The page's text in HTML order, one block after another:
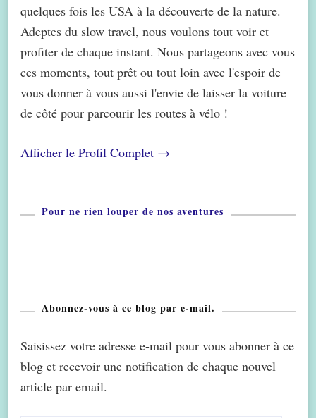
quelques fois les USA à la découverte de la nature.
Adeptes du slow travel, nous voulons tout voir et
profiter de chaque instant. Nous partageons avec vous
ces moments, tout prêt ou tout loin avec l'espoir de
vous donner à vous aussi l'envie de laisser la voiture
de côté pour parcourir les routes à vélo !
Afficher le Profil Complet →
Pour ne rien louper de nos aventures
Abonnez-vous à ce blog par e-mail.
Saisissez votre adresse e-mail pour vous abonner à ce
blog et recevoir une notification de chaque nouvel
article par email.